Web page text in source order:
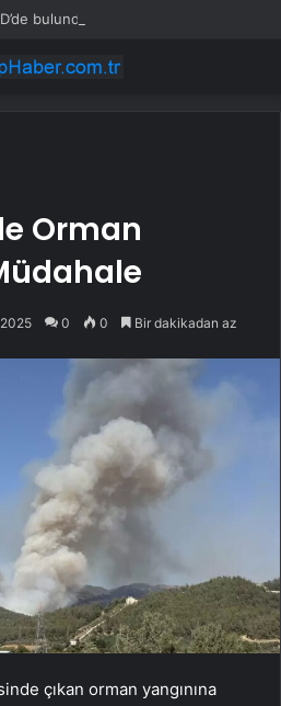
Orman
0 0 Bir dakikadan az
çıkan orman yangınına